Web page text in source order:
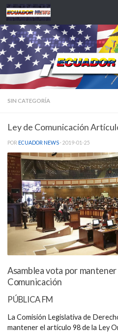
Saltar al contenido
SIN CATEGORÍA
Ley de Comunicación
POR ECUADOR NEWS · 2019-01-25
Asamblea vota por
Comunicación
PÚBLICA FM
La Comisión Legislativa de
mantener el artículo 98 de la Ley